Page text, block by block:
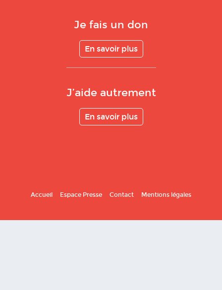
Je fais un don
En savoir plus
J’aide autrement
En savoir plus
Accueil Espace Presse Contact Mentions légales